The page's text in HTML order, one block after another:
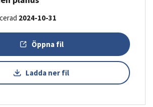
2024-10-31
Öppna fil
Ladda ner fil